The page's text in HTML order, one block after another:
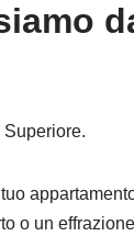
o un